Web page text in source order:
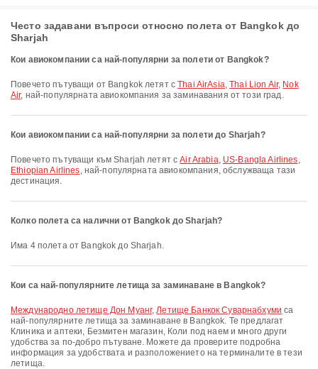
Често задавани въпроси относно полета от Bangkok до
Sharjah
Кои авиокомпании са най-популярни за полети от Bangkok?
Повечето пътуващи от Bangkok летят сThai AirAsia,Thai Lion Air, Nok
Air, най-популярната авиокомпания за заминавания от този град.
Кои авиокомпании са най-популярни за полети до Sharjah?
Повечето пътуващи към Sharjah летят сAir Arabia, US-Bangla Airlines,
Ethiopian Airlines, най-популярната авиокомпания, обслужваща тази
дестинация.
Колко полета са налични от Bangkok до Sharjah?
Има 4 полета от Bangkok до Sharjah.
Кои са най-популярните летища за заминаване в Bangkok?
международно летище Дон Муанг,Летище Банкок Суварнабхуми са
най-популярните летища за заминаване в Bangkok. Те предлагат
Клиника и аптеки, Безмитен магазин, Коли под наем и много други
удобства за по-добро пътуване. Можете да проверите подробна
информация за удобствата и разположението на терминалите в тези
летища.